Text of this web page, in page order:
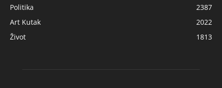
Politika
2387
Art Kutak
2022
Život
1813